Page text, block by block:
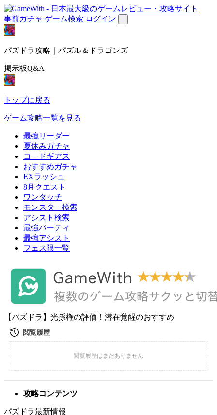
事前ガチャ ゲーム検索 ログイン
パズドラ攻略｜パズル＆ドラゴンズ
掲示板Q&A
トップに戻る
ゲーム攻略一覧を見る
最強リーダー
夏休みガチャ
コードギアス
おすすめガチャ
EXラッシュ
8月クエスト
ワンタッチ
モンスター検索
アシスト検索
最強パーティ
最強アシスト
フェス限一覧
【パズドラ】光孫権の評価！潜在覚醒のおすすめ
攻略コンテンツ
パズドラ最新情報